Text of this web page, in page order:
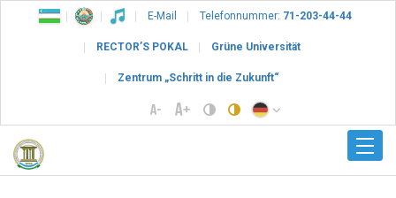
E-Mail Telefonnummer: 71-203-44-44
RECTOR’S POKAL Grüne Universität
Zentrum „Schritt in die Zukunft“